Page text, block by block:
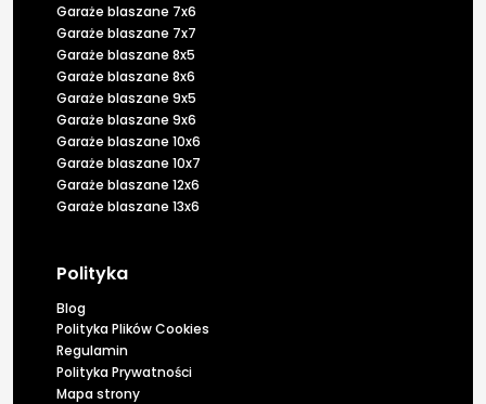
Garaże blaszane 7x6
Garaże blaszane 7x7
Garaże blaszane 8x5
Garaże blaszane 8x6
Garaże blaszane 9x5
Garaże blaszane 9x6
Garaże blaszane 10x6
Garaże blaszane 10x7
Garaże blaszane 12x6
Garaże blaszane 13x6
Polityka
Blog
Polityka Plików Cookies
Regulamin
Polityka Prywatności
Mapa strony